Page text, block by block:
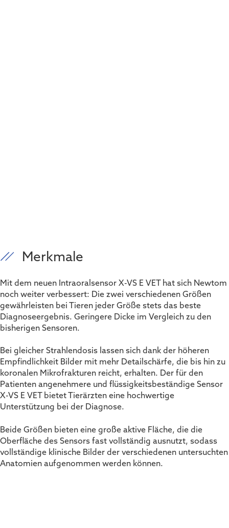
Merkmale
Mit dem neuen Intraoralsensor X-VS E VET hat sich Newtom
noch weiter verbessert: Die zwei verschiedenen Größen
gewährleisten bei Tieren jeder Größe stets das beste
Diagnoseergebnis. Geringere Dicke im Vergleich zu den
bisherigen Sensoren.
Bei gleicher Strahlendosis lassen sich dank der höheren
Empfindlichkeit Bilder mit mehr Detailschärfe, die bis hin zu
koronalen Mikrofrakturen reicht, erhalten. Der für den
Patienten angenehmere und flüssigkeitsbeständige Sensor
X-VS E VET bietet Tierärzten eine hochwertige
Unterstützung bei der Diagnose.
Beide Größen bieten eine große aktive Fläche, die die
Oberfläche des Sensors fast vollständig ausnutzt, sodass
vollständige klinische Bilder der verschiedenen untersuchten
Anatomien aufgenommen werden können.